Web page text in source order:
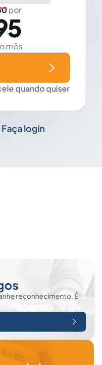
por
mês
quando quiser
Faça login
reconhecimento. É